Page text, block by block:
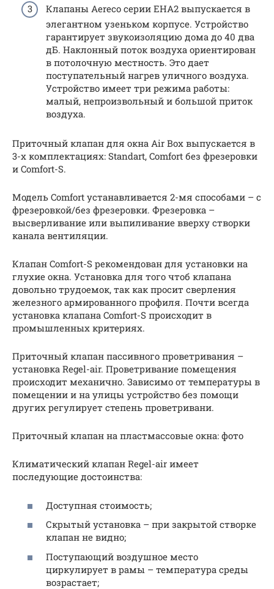
Клапаны Aereco серии ЕНА2 выпускается в
элегантном узеньком корпусе. Устройство
гарантирует звукоизоляцию дома до 40 два
дБ. Наклонный поток воздуха ориентирован
в потолочную местность. Это дает
поступательный нагрев уличного воздуха.
Устройство имеет три режима работы:
малый, непроизвольный и большой приток
воздуха.
Приточный клапан для окна Air Box выпускается в
3-х комплектациях: Standart, Comfort без фрезеровки
и Comfort-S.
Модель Comfort устанавливается 2-мя способами – с
фрезеровкой/без фрезеровки. Фрезеровка –
высверливание или выпиливание вверху створки
канала вентиляции.
Клапан Comfort-S рекомендован для установки на
глухие окна. Установка для того чтоб клапана
довольно трудоемок, так как просит сверления
железного армированного профиля. Почти всегда
установка клапана Comfort-S происходит в
промышленных критериях.
Приточный клапан пассивного проветривания –
установка Regel-air. Проветривание помещения
происходит механично. Зависимо от температуры в
помещении и на улицы устройство без помощи
других регулирует степень проветривани.
Приточный клапан на пластмассовые окна: фото
Климатический клапан Regel-air имеет
последующие достоинства:
Доступная стоимость;
Скрытый установка – при закрытой створке
клапан не видно;
Поступающий воздушное место
циркулирует в рамы – температура среды
возрастает;